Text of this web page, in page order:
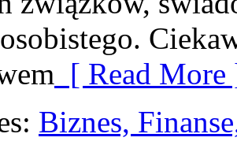
[ Read More
Biznes,